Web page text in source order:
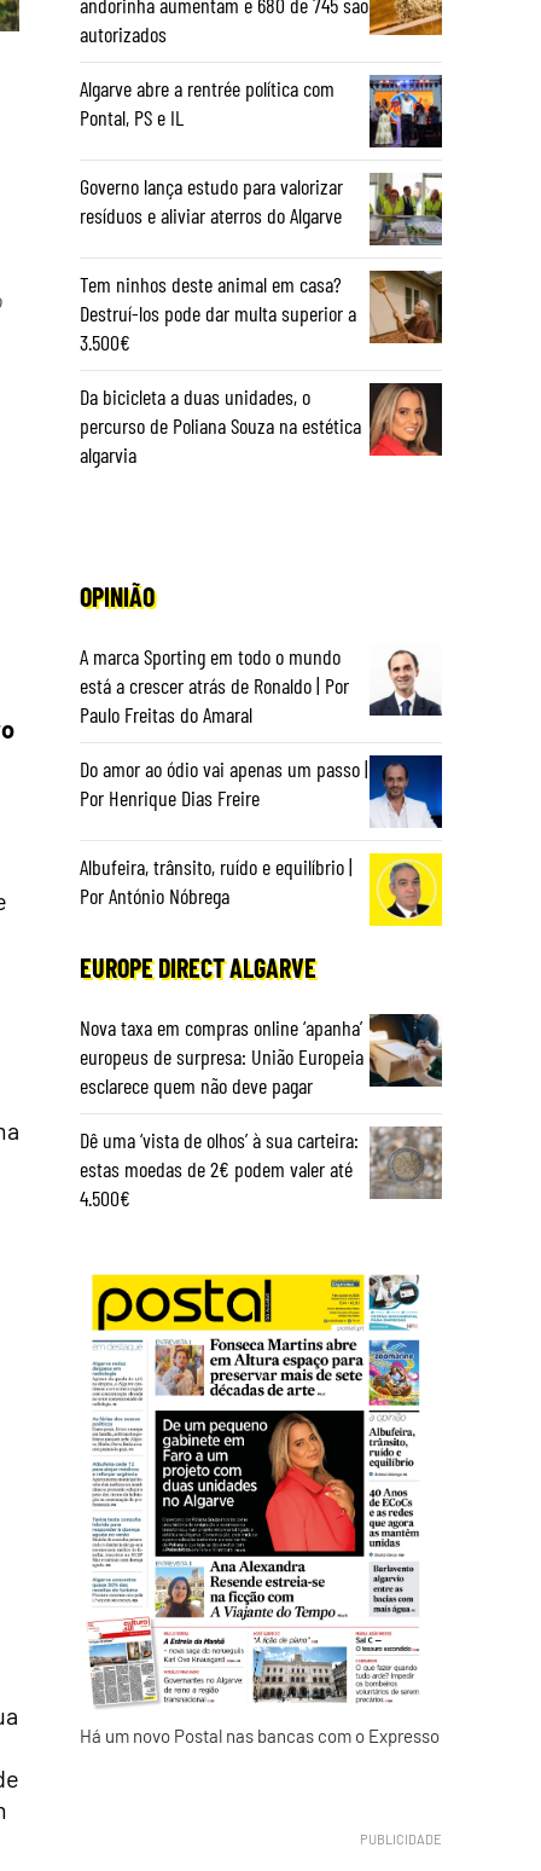
autorizados
Algarve abre a rentrée política com
Pontal, PS e IL
Governo lança estudo para valorizar
resíduos e aliviar aterros do Algarve
Tem ninhos deste animal em casa?
Destruí-los pode dar multa superior a
3.500€
Da bicicleta a duas unidades, o
percurso de Poliana Souza na estética
algarvia
OPINIÃO
A marca Sporting em todo o mundo
está a crescer atrás de Ronaldo | Por
Paulo Freitas do Amaral
Do amor ao ódio vai apenas um passo |
Por Henrique Dias Freire
Albufeira, trânsito, ruído e equilíbrio |
Por António Nóbrega
EUROPE DIRECT ALGARVE
Nova taxa em compras online ‘apanha’
europeus de surpresa: União Europeia
esclarece quem não deve pagar
Dê uma ‘vista de olhos’ à sua carteira:
estas moedas de 2€ podem valer até
4.500€
Há um novo Postal nas bancas com o Expresso